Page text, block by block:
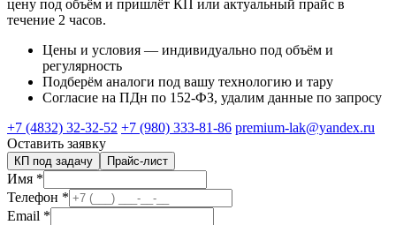
цену под объём и пришлёт КП или актуальный прайс в
течение 2 часов.
Цены и условия — индивидуально под объём и
регулярность
Подберём аналоги под вашу технологию и тару
Согласие на ПДн по 152-ФЗ, удалим данные по запросу
+7 (4832) 32-32-52 +7 (980) 333-81-86 premium-lak@yandex.ru
Оставить заявку
КП под задачу Прайс-лист
Имя *
Телефон *
Email *